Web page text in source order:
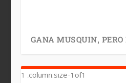
GANA MUSQUIN,